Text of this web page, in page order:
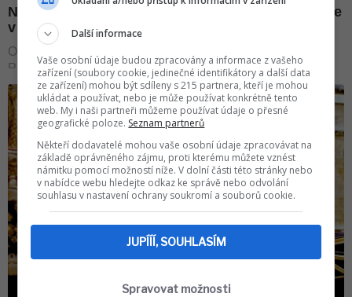
Další informace
Vaše osobní údaje budou zpracovány a informace z vašeho
zařízení (soubory cookie, jedinečné identifikátory a další data
ze zařízení) mohou být sdíleny s 215 partnera, kteří je mohou
ukládat a používat, nebo je může používat konkrétně tento
web. My i naši partneři můžeme používat údaje o přesné
geografické poloze. Seznam partnerů
Někteří dodavatelé mohou vaše osobní údaje zpracovávat na
základě oprávněného zájmu, proti kterému můžete vznést
námitku pomocí možností níže. V dolní části této stránky nebo
v nabídce webu hledejte odkaz ke správě nebo odvolání
souhlasu v nastavení ochrany soukromí a souborů cookie.
JUPÍÍÍ, SOUHLASÍM
Spravovat možnosti